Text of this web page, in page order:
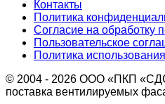
Контакты
Политика
Согласие на обработку
Пользовательское
Политика
© 2004 - 2026 ООО «ПКП
поставка вентилируемых